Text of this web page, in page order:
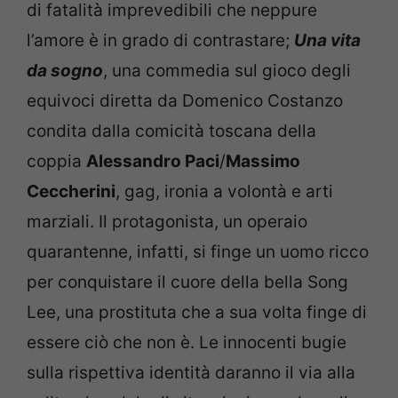
di fatalità imprevedibili che neppure
l’amore è in grado di contrastare; Una vita
da sogno, una commedia sul gioco degli
equivoci diretta da Domenico Costanzo
condita dalla comicità toscana della
coppia Alessandro Paci/Massimo
Ceccherini, gag, ironia a volontà e arti
marziali. Il protagonista, un operaio
quarantenne, infatti, si finge un uomo ricco
per conquistare il cuore della bella Song
Lee, una prostituta che a sua volta finge di
essere ciò che non è. Le innocenti bugie
sulla rispettiva identità daranno il via alla